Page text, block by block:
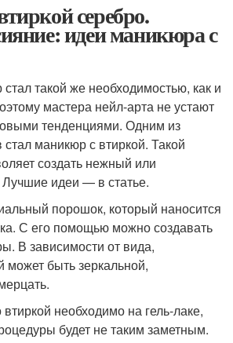
серебро.
идеи маникюра с
такой же необходимостью, как и
мастера нейл-арта не устают
тенденциями. Одним из
маникюр с втиркой. Такой
создать нежный или
идеи — в статье.
порошок, который наносится
С его помощью можно создавать
В зависимости от вида,
может быть зеркальной,
необходимо на гель-лаке,
будет не таким заметным.